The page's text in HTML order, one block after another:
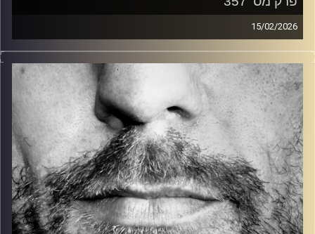
15/02/2026
זיפים, מוזיקה מחוספסת של הופעות חיות. הרבה ג'אם, רוק,
בלוז, bluegrass, ג'אז, Fאנק, פרוגרסיב ואפילו אלקטרוניקה.
כל מה שחי, אמיתי ונושם.
עם שמוליק רגב.
קרדיט תמונות: David Goehring